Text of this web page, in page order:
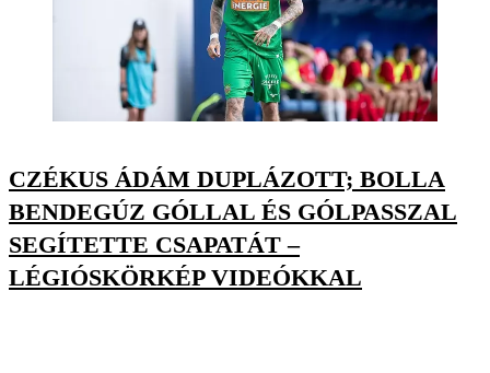
CZÉKUS ÁDÁM DUPLÁZOTT; BOLLA
BENDEGÚZ GÓLLAL ÉS GÓLPASSZAL
SEGÍTETTE CSAPATÁT –
LÉGIÓSKÖRKÉP VIDEÓKKAL